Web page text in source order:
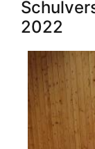
2022